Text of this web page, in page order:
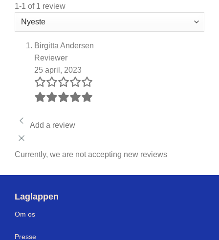
1-1 of 1 review
Birgitta Andersen
Reviewer
25 april, 2023
Add a review
Currently, we are not accepting new reviews
Laglappen
Om os
Presse